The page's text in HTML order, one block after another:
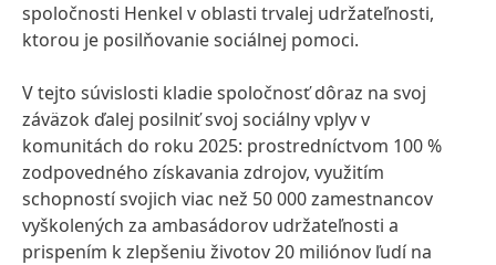
spoločnosti Henkel v oblasti trvalej udržateľnosti,
ktorou je posilňovanie sociálnej pomoci.
V tejto súvislosti kladie spoločnosť dôraz na svoj
záväzok ďalej posilniť svoj sociálny vplyv v
komunitách do roku 2025: prostredníctvom 100 %
zodpovedného získavania zdrojov, využitím
schopností svojich viac než 50 000 zamestnancov
vyškolených za ambasádorov udržateľnosti a
prispením k zlepšeniu životov 20 miliónov ľudí na